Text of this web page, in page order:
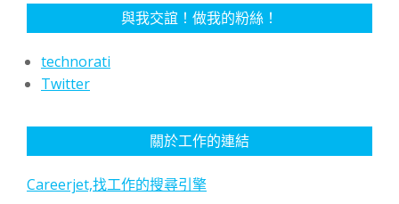
與我交誼！做我的粉絲！
technorati
Twitter
關於工作的連結
Careerjet,找工作的搜尋引擎